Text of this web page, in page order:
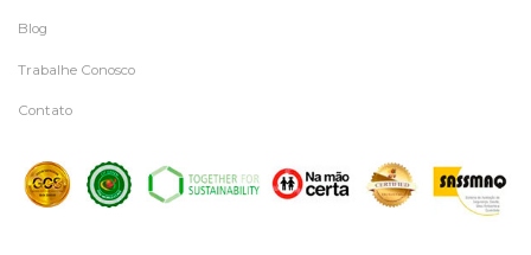
Blog
Trabalhe Conosco
Contato